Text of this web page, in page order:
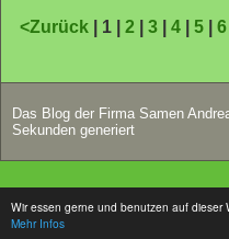
Wir essen gerne und benutzen auf dieser
Mehr Infos
<Zurück | 1 |2 |3 |4 |5 |6
Das Blog der Firma Samen
Sekunden generiert